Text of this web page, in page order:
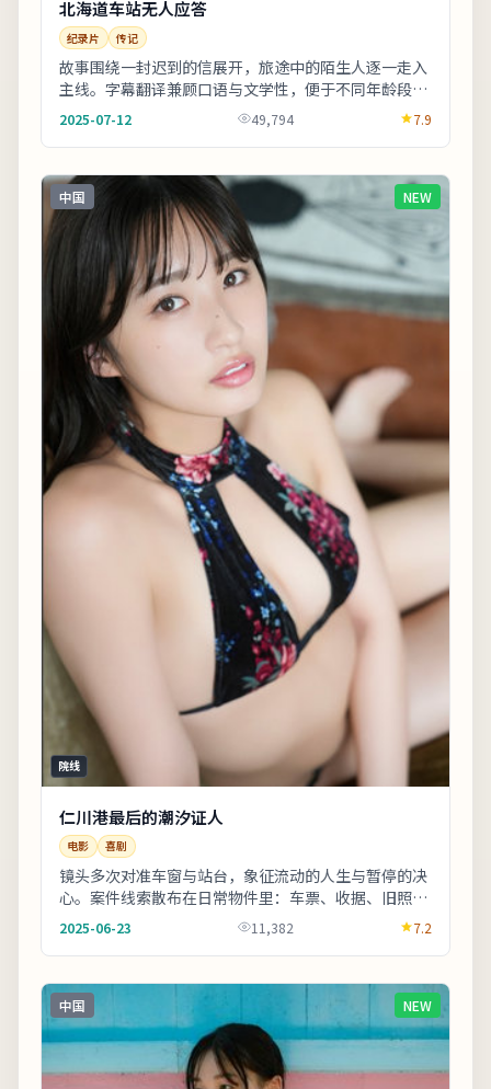
北海道车站无人应答
纪录片 传记
故事围绕一封迟到的信展开，旅途中的陌生人逐一走入
主线。字幕翻译兼顾口语与文学性，便于不同年龄段观
众理解。整体来看，这是一部类型元素清晰、人物动
机...
2025-07-12 49,794 7.9
中国 NEW
院线
仁川港最后的潮汐证人
电影 喜剧
镜头多次对准车窗与站台，象征流动的人生与暂停的决
心。案件线索散布在日常物件里：车票、收据、旧照片
皆可能成为钥匙。片尾字幕包含幕后花絮名单，影迷
可...
2025-06-23 11,382 7.2
中国 NEW